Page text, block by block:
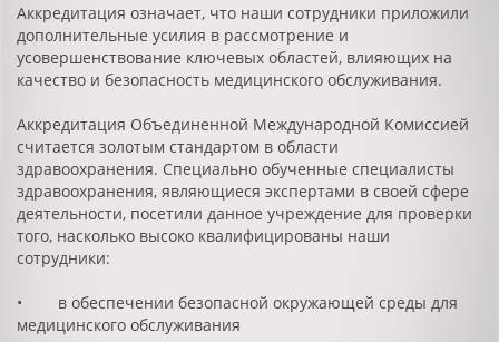
Аккредитация означает, что наши сотрудники приложили
дополнительные усилия в рассмотрение и
усовершенствование ключевых областей, влияющих на
качество и безопасность медицинского обслуживания.
Аккредитация Объединенной Международной Комиссией
считается золотым стандартом в области
здравоохранения. Специально обученные специалисты
здравоохранения, являющиеся экспертами в своей сфере
деятельности, посетили данное учреждение для проверки
того, насколько высоко квалифицированы наши
сотрудники:
• в обеспечении безопасной окружающей среды для
медицинского обслуживания